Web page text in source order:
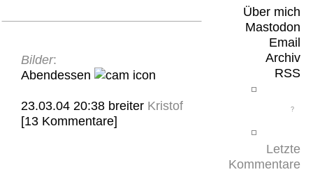
Über mich
Mastodon
Email
Archiv
RSS
Letzte
Kommentare
Bilder:
Abendessen
23.03.04 20:38 breiter Kristof
[13 Kommentare]